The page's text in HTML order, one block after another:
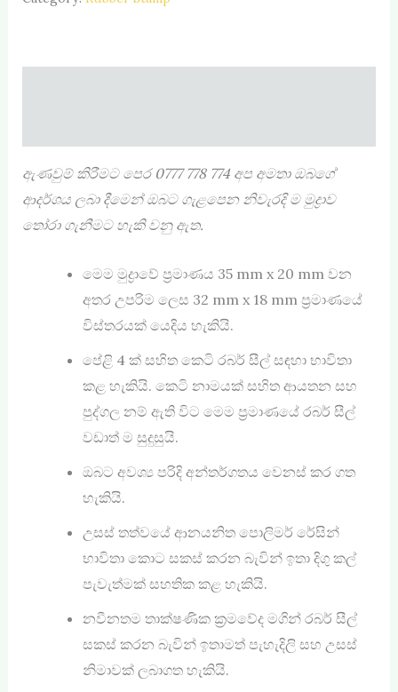
ඇණවුම් කිරීමට පෙර 0777 778 774අප අමතා ඔබගේ
ආදර්ශය ලබා දීමෙන් ඔබට ගැළපෙන නිවැරදි ම මුද්‍රාව
තෝරා ගැනීමට හැකි වනු ඇත.
මෙම මුද්‍රාවේ ප්‍රමාණය 35 mm x 20 mm වන
අතර උපරිම ලෙස 32 mm x 18 mm ප්‍රමාණයේ
විස්තරයක් යෙදිය හැකියි.
පේළි 4 ක් සහිත කෙටි රබර් සීල් සඳහා භාවිතා
කළ හැකියි. කෙටි නාමයක් සහිත ආයතන සහ
පුද්ගල නම් ඇති විට මෙම ප්‍රමාණයේ රබර් සීල්
වඩාත් ම සුදුසුයි.
ඔබට අවශ්‍ය පරිදි අන්තර්ගතය වෙනස් කර ගත
හැකියි.
උසස් තත්වයේ ආනයනිත පොලිමර් රේසින්
භාවිතා කොට සකස් කරන බැවින් ඉතා දිගු කල්
පැවැත්මක් සහතික කළ හැකියි.
නවීනතම තාක්ෂණික ක්‍රමවේද මගින් රබර් සීල්
සකස් කරන බැවින් ඉතාමත් පැහැදිලි සහ උසස්
නිමාවක් ලබාගත හැකියි.